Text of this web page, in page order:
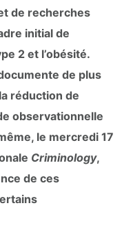
de recherches
initial de
2 et l’obésité.
de plus
réduction de
observationnelle
le mercredi 17
Criminology,
de ces